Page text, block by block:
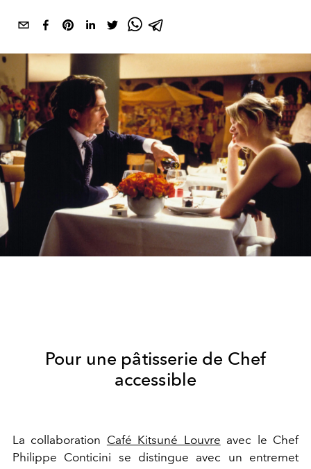
Pour une pâtisserie de Chef
accessible
La collaboration Café Kitsuné Louvre avec le Chef
Philippe Conticini se distingue avec un entremet